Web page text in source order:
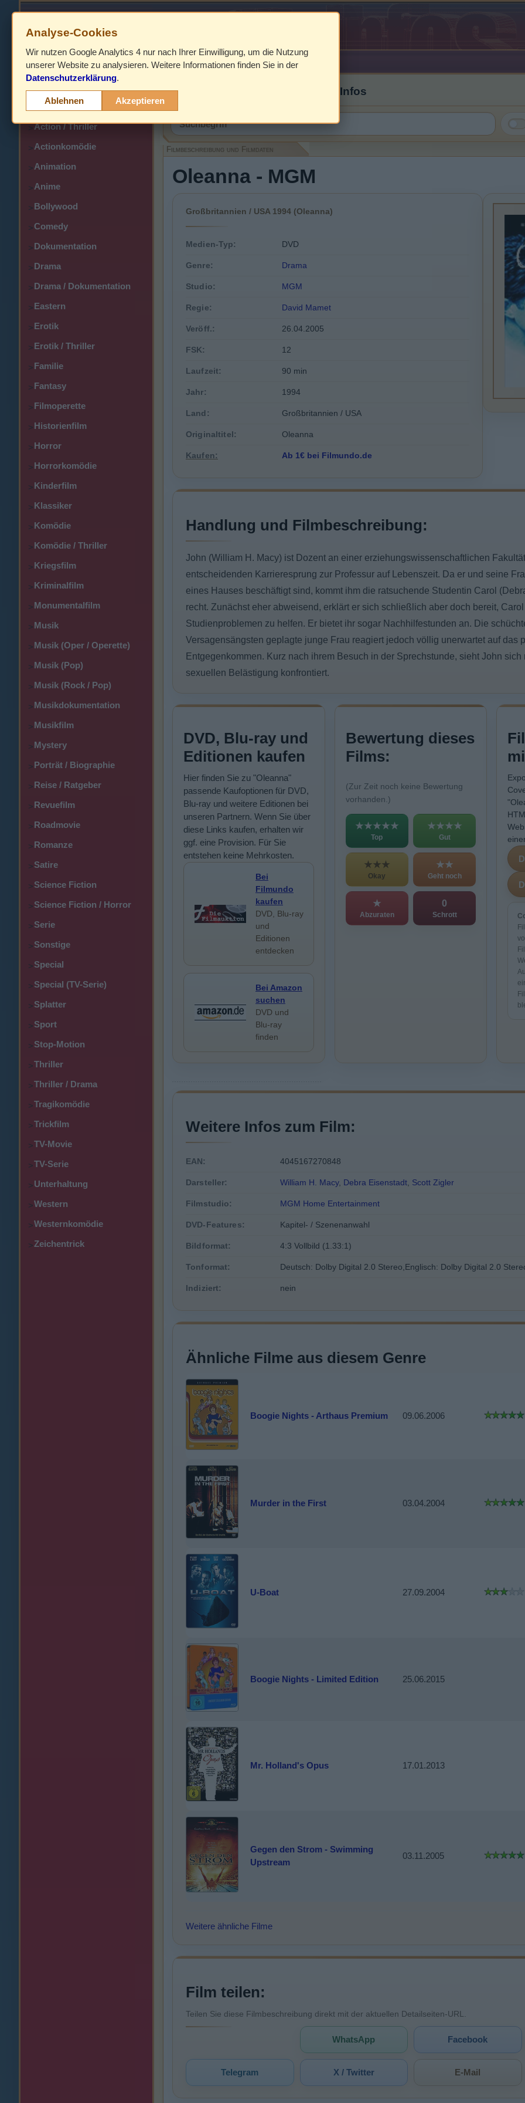
HOME
>
> Action
>Action / Thriller
>Actionkomödie
>Animation
>Anime
>Bollywood
>Comedy
>Dokumentation
>Drama
>Drama / Dokumentation
>Eastern
>Erotik
>Erotik / Thriller
>Familie
>Fantasy
>Filmoperette
>Historienfilm
>Horror
>Horrorkomödie
>Kinderfilm
>Klassiker
>Komödie
>Komödie / Thriller
>Kriegsfilm
>Kriminalfilm
>Monumentalfilm
>Musik
>Musik (Oper / Operette)
>Musik (Pop)
>Musik (Rock / Pop)
>Musikdokumentation
>Musikfilm
>Mystery
>Porträt / Biographie
>Reise / Ratgeber
>Revuefilm
>Roadmovie
>Romanze
>Satire
>Science Fiction
>Science Fiction / Horror
>Serie
>Sonstige
>Special
>Special (TV-Serie)
>Splatter
>Sport
>Stop-Motion
>Thriller
>Thriller / Drama
>Tragikomödie
>Trickfilm
>TV-Movie
>TV-Serie
>Unterhaltung
>Western
>Westernkomödie
>Zeichentrick
Filmbeschreibung, Cover & DVD Infos
Filmbeschreibung und Filmdaten
Oleanna - MGM
Großbritannien / USA 1994 (Oleanna)
Medien-Typ: DVD
Genre: Drama
Studio: MGM
Regie: David Mamet
Veröff.: 26.04.2005
FSK: 12
Laufzeit: 90 min
Jahr: 1994
Land: Großbritannien / USA
Originaltitel: Oleanna
Kaufen: Ab 1€ bei Filmundo.de
Handlung und Filmbeschreibung:
John (William H. Macy) ist Dozent an einer erziehungswissenschaftlichen
entscheidenden Karrieresprung zur Professur auf Lebenszeit. Da er und seine
eines Hauses beschäftigt sind, kommt ihm die ratsuchende Studentin Carol
recht. Zunächst eher abweisend, erklärt er sich schließlich aber doch bereit,
Studienproblemen zu helfen. Er bietet ihr sogar Nachhilfestunden an. Die
Versagensängsten geplagte junge Frau reagiert jedoch völlig unerwartet auf das
Entgegenkommen. Kurz nach ihrem Besuch in der Sprechstunde, sieht John sich
sexuellen Belästigung konfrontiert.
DVD, Blu-ray und
Editionen kaufen
Hier finden Sie zu "Oleanna"
passende Kaufoptionen für DVD,
Blu-ray und weitere Editionen bei
unseren Partnern. Wenn Sie über
diese Links kaufen, erhalten wir
ggf. eine Provision. Für Sie
entstehen keine Mehrkosten.
Bei
Filmundo
kaufen
DVD, Blu-ray
und
Editionen
entdecken
Bei Amazon
suchen
DVD und
Blu-ray
finden
Bewertung dieses
Films:
(Zur Zeit noch keine Bewertung
vorhanden.)
★★★★★
Top
★★★★
Gut
★★★
Okay
★★
Geht noch
★
Abzuraten
0
Schrott
Weitere Infos zum Film:
EAN: 4045167270848
Darsteller: William H. Macy, Debra Eisenstadt Scott Zigler
Filmstudio: MGM Home Entertainment
DVD-Features: Kapitel- / Szenenanwahl
Bildformat: 4:3 Vollbild (1.33:1)
Tonformat: Deutsch: Dolby Digital 2.0 Stereo,Englisch: Dolby Digital 2.0
Indiziert: nein
Ähnliche Filme aus diesem Genre
Boogie Nights - Arthaus Premium 09.06.2006
Murder in the First 03.04.2004
U-Boat 27.09.2004
Boogie Nights - Limited Edition 25.06.2015
Mr. Holland's Opus 17.01.2013
Gegen den Strom - Swimming
Upstream
03.11.2005
Weitere ähnliche Filme
Film teilen:
Teilen Sie diese Filmbeschreibung direkt mit der aktuellen Detailseiten-URL.
WhatsApp Facebook
Telegram X / Twitter E-Mail
Analyse-Cookies
Wir nutzen Google Analytics 4 nur nach Ihrer Einwilligung, um die Nutzung
unserer Website zu analysieren. Weitere Informationen finden Sie in der
Datenschutzerklärung.
Ablehnen Akzeptieren